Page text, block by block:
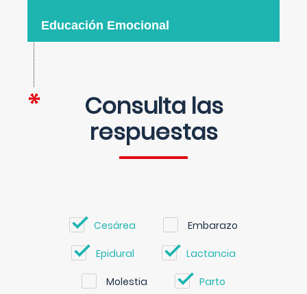
Educación Emocional
Consulta las
respuestas
Cesárea Embarazo
Epidural Lactancia
Molestia Parto